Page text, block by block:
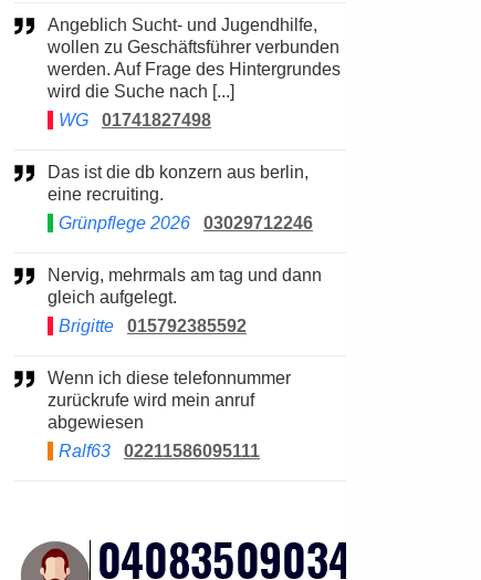
Angeblich Sucht- und Jugendhilfe,
wollen zu Geschäftsführer verbunden
werden. Auf Frage des Hintergrundes
wird die Suche nach [...]
WG
01741827498
Das ist die db konzern aus berlin,
eine recruiting.
Grünpflege 2026
03029712246
Nervig, mehrmals am tag und dann
gleich aufgelegt.
Brigitte
015792385592
Wenn ich diese telefonnummer
zurückrufe wird mein anruf
abgewiesen
Ralf63
02211586095111